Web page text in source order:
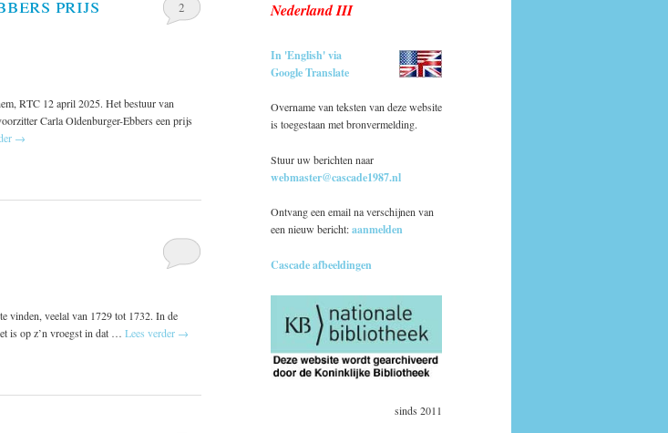
2
RTC 12 april 2025. Het bestuur van
Carla Oldenburger-Ebbers een prijs
→
vinden, veelal van 1729 tot 1732. In de
is op z’n vroegst in dat … Lees verder →
Nederland III
In 'English' via
Google Translate
Overname van teksten van deze website
is toegestaan met bronvermelding.
Stuur uw berichten naar
webmaster@cascade1987.nl
Ontvang een email na verschijnen van
een nieuw bericht:aanmelden
Cascade afbeeldingen
sinds 2011